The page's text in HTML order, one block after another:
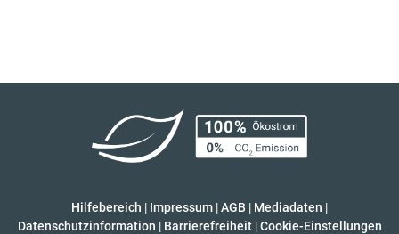
Hilfebereich | Impressum |AGB | Mediadaten |
Datenschutzinformation | Barrierefreiheit | Cookie-Einstellungen